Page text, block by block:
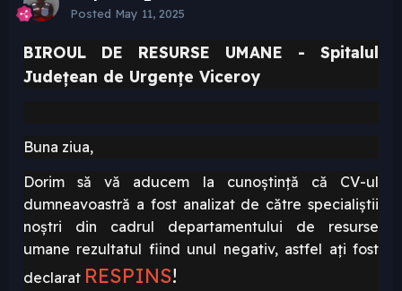
Posted May 11, 2025
BIROUL
DE RESURSE UMANE - Spitalul
Județean de Urgențe Viceroy
Buna ziua,
Dorim să vă aducem la cunoștință că CV-ul
dumneavoastră a fost analizat de către specialiștii
noștri din cadrul departamentului de resurse
umane rezultatul fiind unul negativ, astfel ați fost
declarat RESPINS!